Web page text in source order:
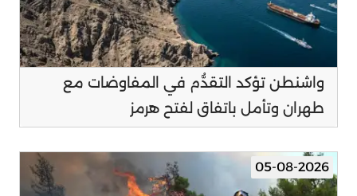
واشنطن تؤكد التقدُّم في المفاوضات مع
طهران وتأمل باتفاق لفتح هرمز
05-08-2026